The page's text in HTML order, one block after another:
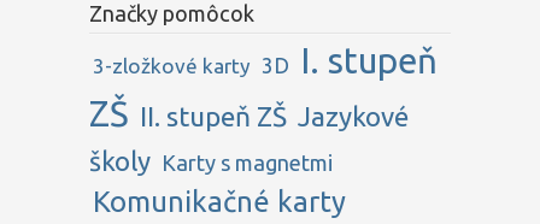
Značky pomôcok
3-zložkové karty 3D
I. stupeň
ZŠ II. stupeň ZŠ Jazykové
školy Karty s magnetmi
Komunikačné karty